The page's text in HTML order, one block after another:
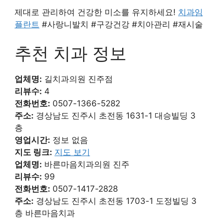
제대로 관리하여 건강한 미소를 유지하세요! 치과임
플란트 #사랑니발치 #구강건강 #치아관리 #재시술
추천 치과 정보
업체명: 길치과의원 진주점
리뷰수: 4
전화번호: 0507-1366-5282
주소: 경상남도 진주시 초전동 1631-1 대승빌딩 3
층
영업시간: 정보 없음
지도 링크: 지도 보기
업체명: 바른마음치과의원 진주
리뷰수: 99
전화번호: 0507-1417-2828
주소: 경상남도 진주시 초전동 1703-1 도정빌딩 3
층 바른마음치과